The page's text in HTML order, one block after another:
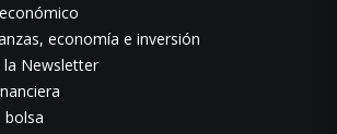
economía e inversión
la Newsletter
bolsa